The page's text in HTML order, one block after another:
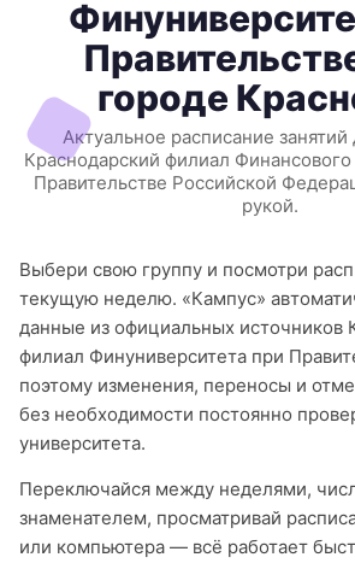
городе
Актуальное расписание занятий
Краснодарский филиал
Правительстве Российской
рукой.
Выбери свою группу и посмотри
текущую неделю. «Кампус»
данные из официальных источников
филиал Финуниверситета при
поэтому изменения, переносы и
без необходимости постоянно
университета.
Переключайся между неделями,
знаменателем, просматривай
или компьютера — всё работает